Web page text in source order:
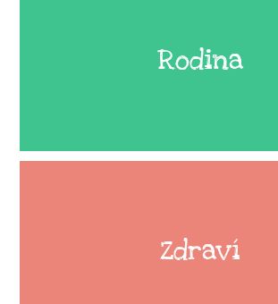
Rodina
Zdraví